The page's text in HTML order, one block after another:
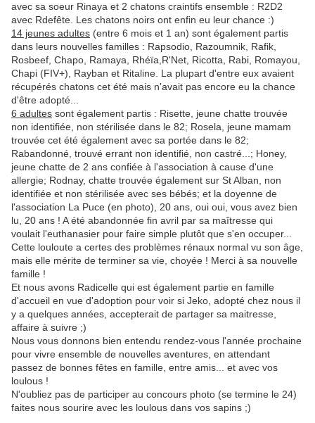
avec sa soeur Rinaya et 2 chatons craintifs ensemble : R2D2
avec Rdefête. Les chatons noirs ont enfin eu leur chance :)
14 jeunes adultes (entre 6 mois et 1 an) sont également partis
dans leurs nouvelles familles : Rapsodio, Razoumnik, Rafik,
Rosbeef, Chapo, Ramaya, Rhéïa,R'Net, Ricotta, Rabi, Romayou,
Chapi (FIV+), Rayban et Ritaline. La plupart d'entre eux avaient
récupérés chatons cet été mais n'avait pas encore eu la chance
d'être adopté...
6 adultes sont également partis : Risette, jeune chatte trouvée
non identifiée, non stérilisée dans le 82; Rosela, jeune mamam
trouvée cet été également avec sa portée dans le 82;
Rabandonné, trouvé errant non identifié, non castré...; Honey,
jeune chatte de 2 ans confiée à l'association à cause d'une
allergie; Rodnay, chatte trouvée également sur St Alban, non
identifiée et non stérilisée avec ses bébés; et la doyenne de
l'association La Puce (en photo), 20 ans, oui oui, vous avez bien
lu, 20 ans ! A été abandonnée fin avril par sa maîtresse qui
voulait l'euthanasier pour faire simple plutôt que s'en occuper...
Cette louloute a certes des problèmes rénaux normal vu son âge,
mais elle mérite de terminer sa vie, choyée ! Merci à sa nouvelle
famille !
Et nous avons Radicelle qui est également partie en famille
d'accueil en vue d'adoption pour voir si Jeko, adopté chez nous il
y a quelques années, accepterait de partager sa maitresse,
affaire à suivre ;)
Nous vous donnons bien entendu rendez-vous l'année prochaine
pour vivre ensemble de nouvelles aventures, en attendant
passez de bonnes fêtes en famille, entre amis... et avec vos
loulous !
N'oubliez pas de participer au concours photo (se termine le 24)
faites nous sourire avec les loulous dans vos sapins ;)